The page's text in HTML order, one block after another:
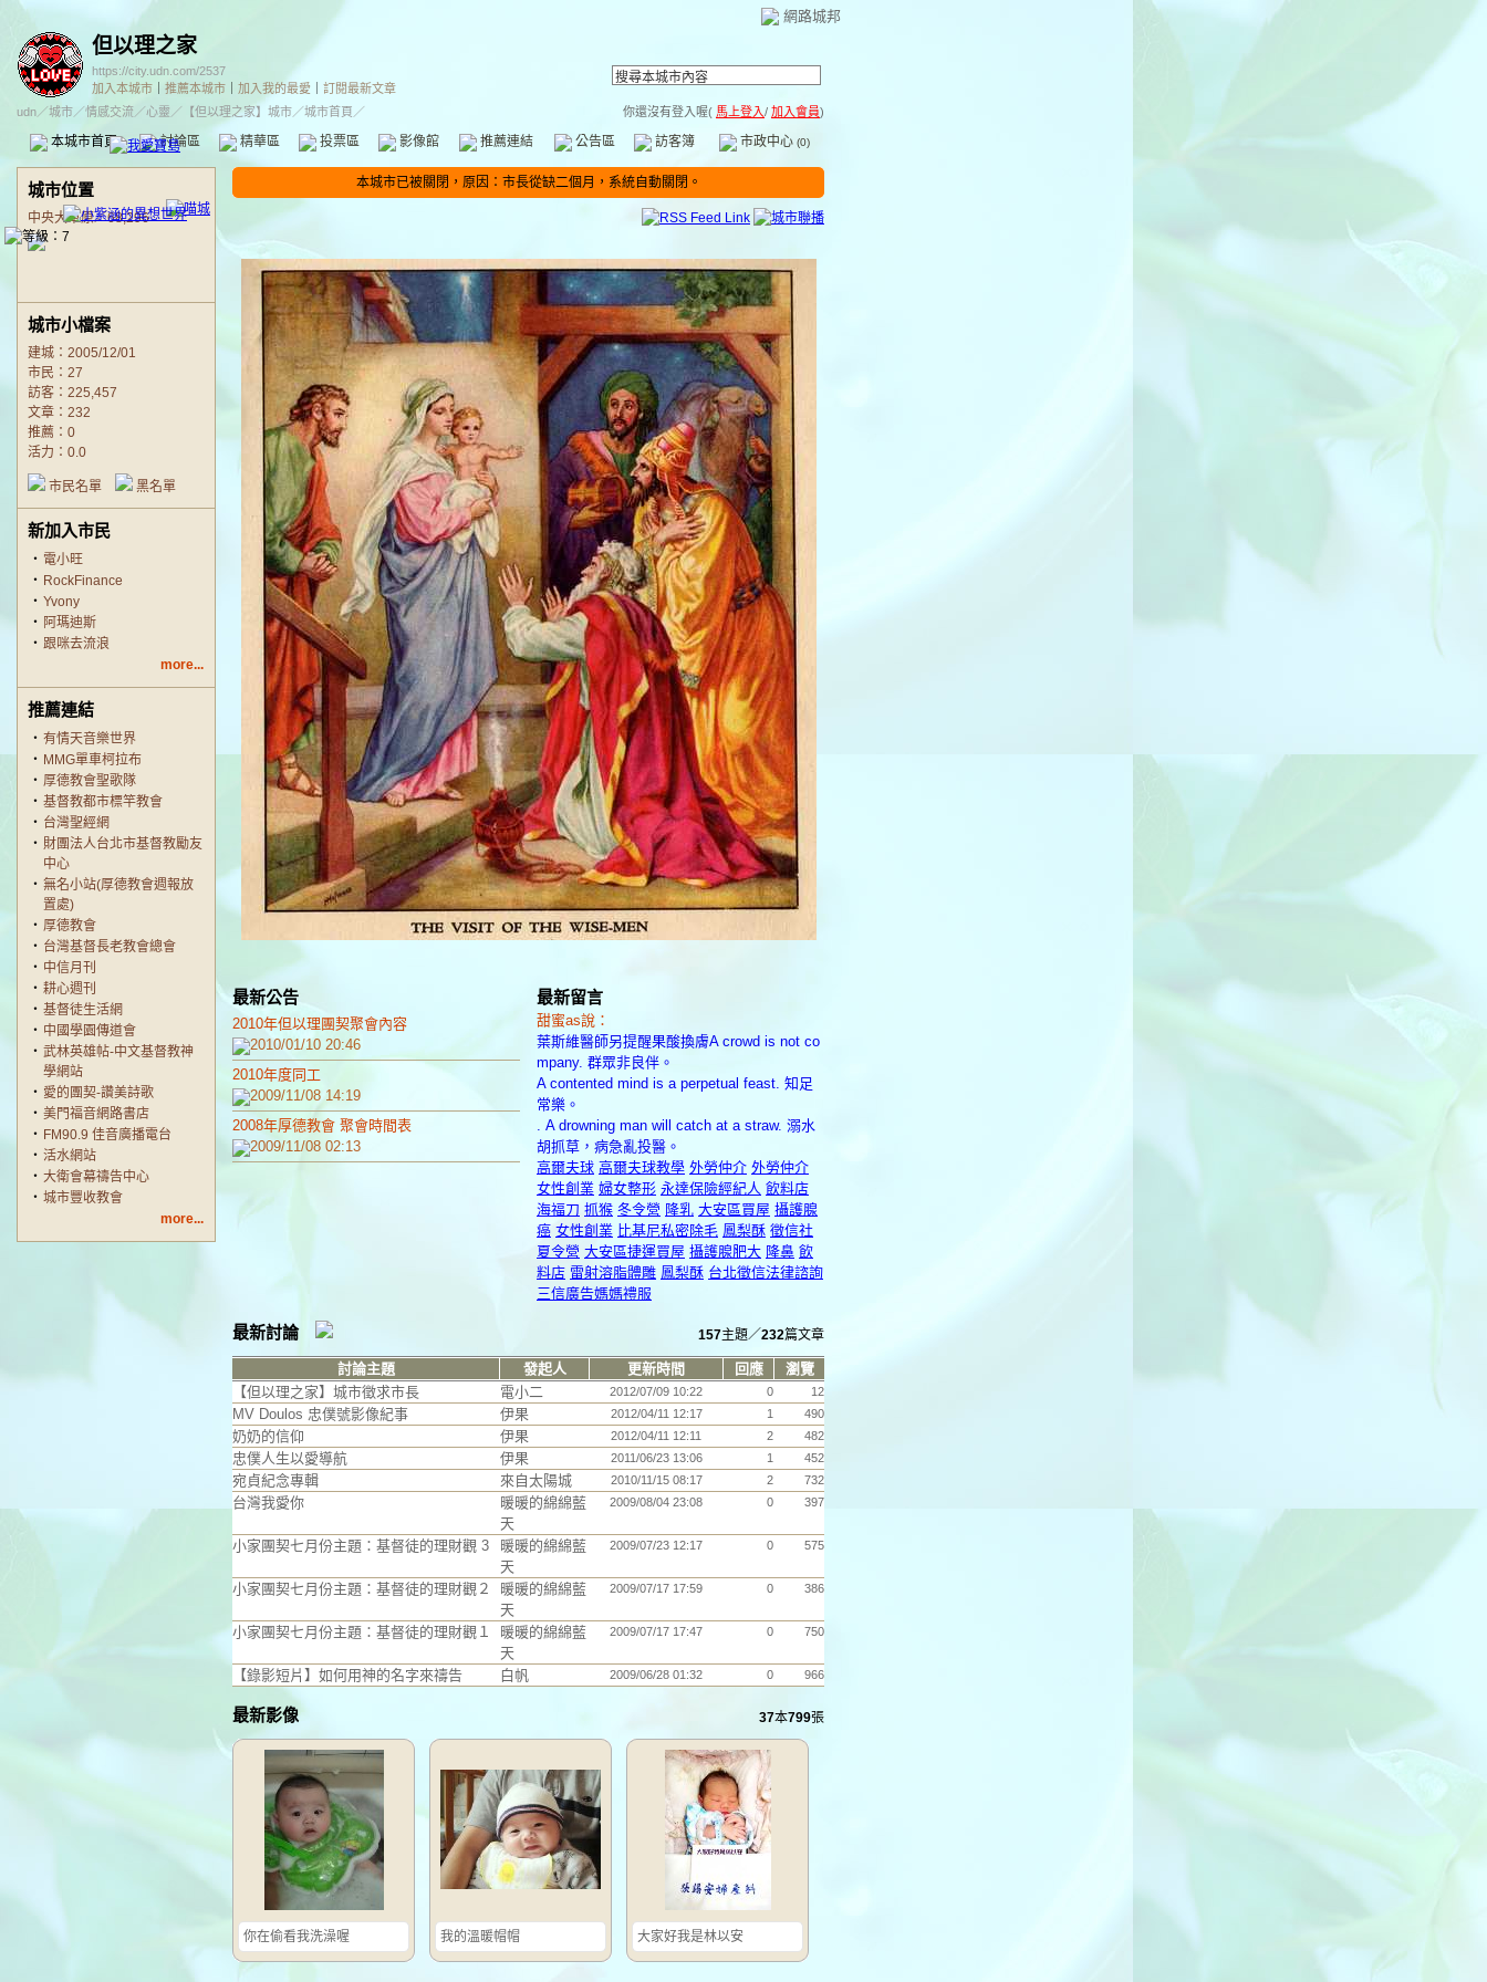
網路城邦
但以理之家
https://city.udn.com/2537
加入本城市
推薦本城市 加入我的最愛
訂閱最新文章
udn／城市／情感交流 ／心靈 ／ 【但以理之家】城市／城市首頁／ 你還沒有登入喔( 馬上登入/ 加入會員)
本城市首頁 討論區 精華區 投票區 影像館 推薦連結 公告區 訪客簿 市政中心 (0)
城市位置
中央大草原／68,296
城市小檔案
建城：2005/12/01
市民：27
訪客：225,457
文章：232
推薦： 0
活力：0.0
市民名單 黑名單
新加入市民
‧ 電小旺
‧ RockFinance
‧ Yvony
‧ 阿瑪迪斯
‧ 跟咪去流浪
more...
推薦連結
‧ 有情天音樂世界
‧ MMG單車柯拉布
‧ 厚德教會聖歌隊
‧ 基督教都市標竿教會
‧ 台灣聖經網
‧ 財團法人台北市基督教勵友
中心
‧ 無名小站(厚德教會週報放
置處)
‧ 厚德教會
‧ 台灣基督長老教會總會
‧ 中信月刊
‧ 耕心週刊
‧ 基督徒生活網
‧ 中國學園傳道會
‧ 武林英雄帖-中文基督教神
學網站
‧ 愛的團契-讚美詩歌
‧ 美門福音網路書店
‧ FM90.9 佳音廣播電台
‧ 活水網站
‧ 大衛會幕禱告中心
‧ 城市豐收教會
more...
本城市已被關閉，原因：市長從缺二個月，系統自動關閉。
最新公告
2010年但以理團契聚會內容
2010/01/10 20:46
2010年度同工
2009/11/08 14:19
2008年厚德教會 聚會時間表
2009/11/08 02:13
最新留言
甜蜜as說：
葉斯維醫師另提醒果酸換膚A crowd is not co
mpany. 群眾非良伴。
A contented mind is a perpetual feast. 知足
常樂。
. A drowning man will catch at a straw. 溺水
胡抓草，病急亂投醫。
高爾夫球 高爾夫球教學 外勞仲介 外勞仲介
女性創業 婦女整形 永達保險經紀人 飲料店
海福刀 抓猴 冬令營 隆乳 大安區買屋 攝護腺
癌 女性創業 比基尼私密除毛 鳳梨酥 徵信社
夏令營 大安區捷運買屋 攝護腺肥大 隆鼻 飲
料店 雷射溶脂體雕 鳳梨酥 台北徵信法律諮詢
三信廣告媽媽禮服
最新討論 157主題／232篇文章
討論主題 發起人 更新時間 回應
瀏覽
【但以理之家】城市徵求市長
電小二 2012/07/09 10:22 0 12
MV Doulos 忠僕號影像紀事 伊果 2012/04/11 12:17 1 490
奶奶的信仰 伊果 2012/04/11 12:11 2 482
忠僕人生以愛導航 伊果 2011/06/23 13:06 1 452
宛貞紀念專輯 來自太陽城 2010/11/15 08:17 2 732
台灣我愛你
暖暖的綿綿藍
天
2009/08/04 23:08 0 397
小家團契七月份主題：基督徒的理財觀 3
暖暖的綿綿藍
天
2009/07/23 12:17 0 575
小家團契七月份主題：基督徒的理財觀２
暖暖的綿綿藍
天
2009/07/17 17:59 0 386
小家團契七月份主題：基督徒的理財觀１
暖暖的綿綿藍
天
2009/07/17 17:47 0 750
【錄影短片】如何用神的名字來禱告 白帆 2009/06/28 01:32 0 966
最新影像 37本799張
你在偷看我洗澡喔 我的溫暖帽帽 大家好我是林以安